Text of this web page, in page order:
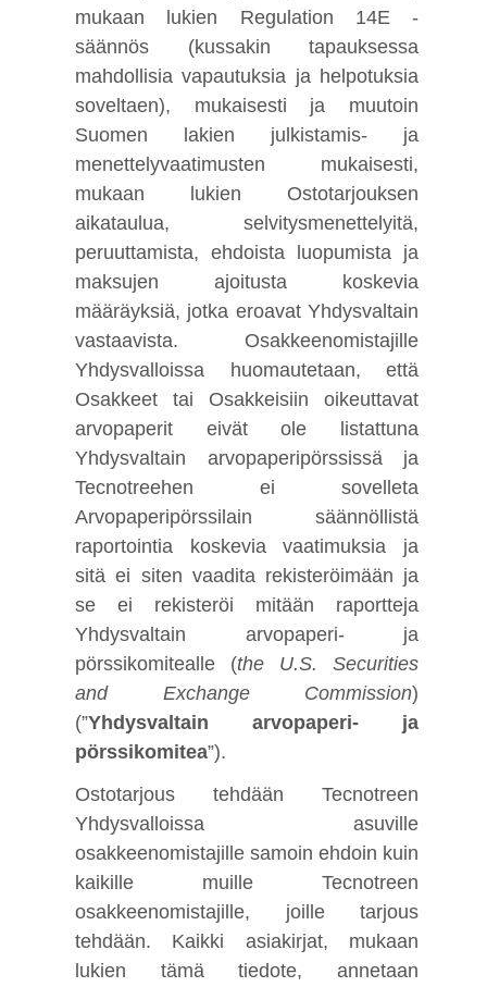
mukaan lukien Regulation 14E -
säännös (kussakin tapauksessa
mahdollisia vapautuksia ja helpotuksia
soveltaen), mukaisesti ja muutoin
Suomen lakien julkistamis- ja
menettelyvaatimusten mukaisesti,
mukaan lukien Ostotarjouksen
aikataulua, selvitysmenettelyitä,
peruuttamista, ehdoista luopumista ja
maksujen ajoitusta koskevia
määräyksiä, jotka eroavat Yhdysvaltain
vastaavista. Osakkeenomistajille
Yhdysvalloissa huomautetaan, että
Osakkeet tai Osakkeisiin oikeuttavat
arvopaperit eivät ole listattuna
Yhdysvaltain arvopaperipörssissä ja
Tecnotreehen ei sovelleta
Arvopaperipörssilain säännöllistä
raportointia koskevia vaatimuksia ja
sitä ei siten vaadita rekisteröimään ja
se ei rekisteröi mitään raportteja
Yhdysvaltain arvopaperi- ja
pörssikomitealle (the U.S. Securities
and Exchange Commission)
(”Yhdysvaltain arvopaperi- ja
pörssikomitea”).
Ostotarjous tehdään Tecnotreen
Yhdysvalloissa asuville
osakkeenomistajille samoin ehdoin kuin
kaikille muille Tecnotreen
osakkeenomistajille, joille tarjous
tehdään. Kaikki asiakirjat, mukaan
lukien tämä tiedote, annetaan